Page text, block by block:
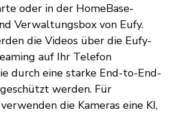
oder in der HomeBase-
Verwaltungsbox von Eufy.
die Videos über die Eufy-
auf Ihr Telefon
durch eine starke End-to-End-
werden. Für
die Kameras eine KI,